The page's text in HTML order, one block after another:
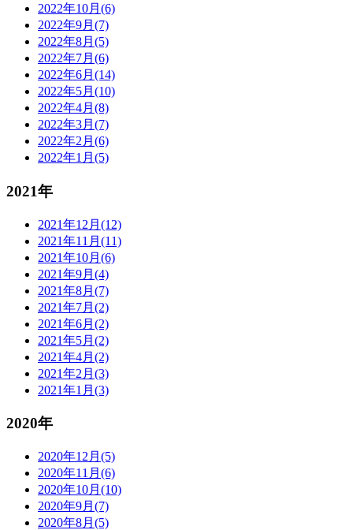
2022年10月(6)
2022年9月(7)
2022年8月(5)
2022年7月(6)
2022年6月(14)
2022年5月(10)
2022年4月(8)
2022年3月(7)
2022年2月(6)
2022年1月(5)
2021年
2021年12月(12)
2021年11月(11)
2021年10月(6)
2021年9月(4)
2021年8月(7)
2021年7月(2)
2021年6月(2)
2021年5月(2)
2021年4月(2)
2021年2月(3)
2021年1月(3)
2020年
2020年12月(5)
2020年11月(6)
2020年10月(10)
2020年9月(7)
2020年8月(5)